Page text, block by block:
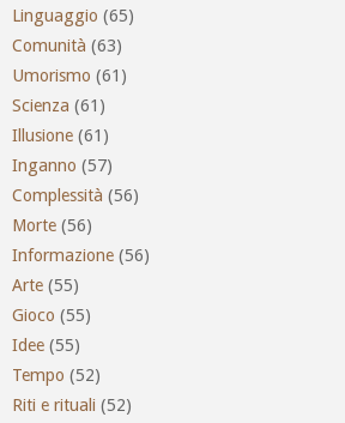
Linguaggio (65)
Comunità (63)
Umorismo (61)
Scienza (61)
Illusione (61)
Inganno (57)
Complessità (56)
Morte (56)
Informazione (56)
Arte (55)
Gioco (55)
Idee (55)
Tempo (52)
Riti e rituali (52)